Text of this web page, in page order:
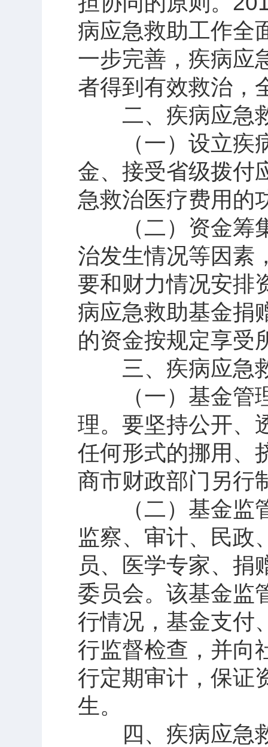
病应急救助工作全
一步完善，疾病应
者得到有效救治，
二、疾病应急
（一）设立疾病
金、接受省级拨付
急救治医疗费用的
（二）资金筹集
治发生情况等因素
要和财力情况安排
病应急救助基金捐
的资金按规定享受
三、疾病应急
（一）基金管理
理。要坚持公开、
任何形式的挪用、
商市财政部门另行
（二）基金监管
监察、审计、民政
员、医学专家、捐
委员会。该基金监
行情况，基金支付
行监督检查，并向
行定期审计，保证
生。
四、疾病应急